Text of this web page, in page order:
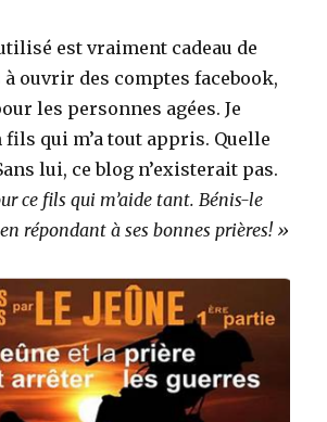
est vraiment cadeau de
à ouvrir des comptes facebook,
les personnes agées. Je
qui m’a tout appris. Quelle
lui, ce blog n’existerait pas.
ce fils qui m’aide tant. Bénis-le
répondant à ses bonnes prières! »